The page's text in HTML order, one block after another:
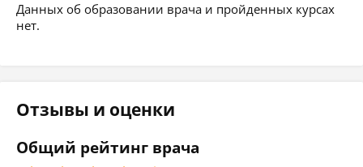
Данных об образовании врача и пройденных курсах
нет.
Отзывы и оценки
Общий рейтинг врача